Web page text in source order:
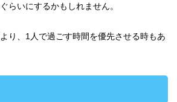
らいにするかもしれません。
り、1人で過ごす時間を優先させる時もあ